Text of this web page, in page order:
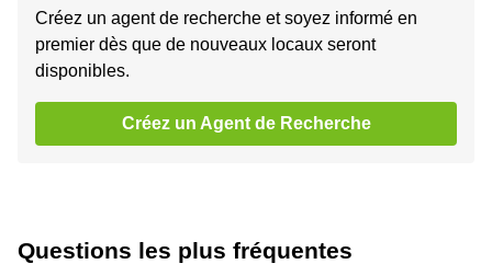
Créez un agent de recherche et soyez informé en
premier dès que de nouveaux locaux seront
disponibles.
Créez un Agent de Recherche
Questions les plus fréquentes